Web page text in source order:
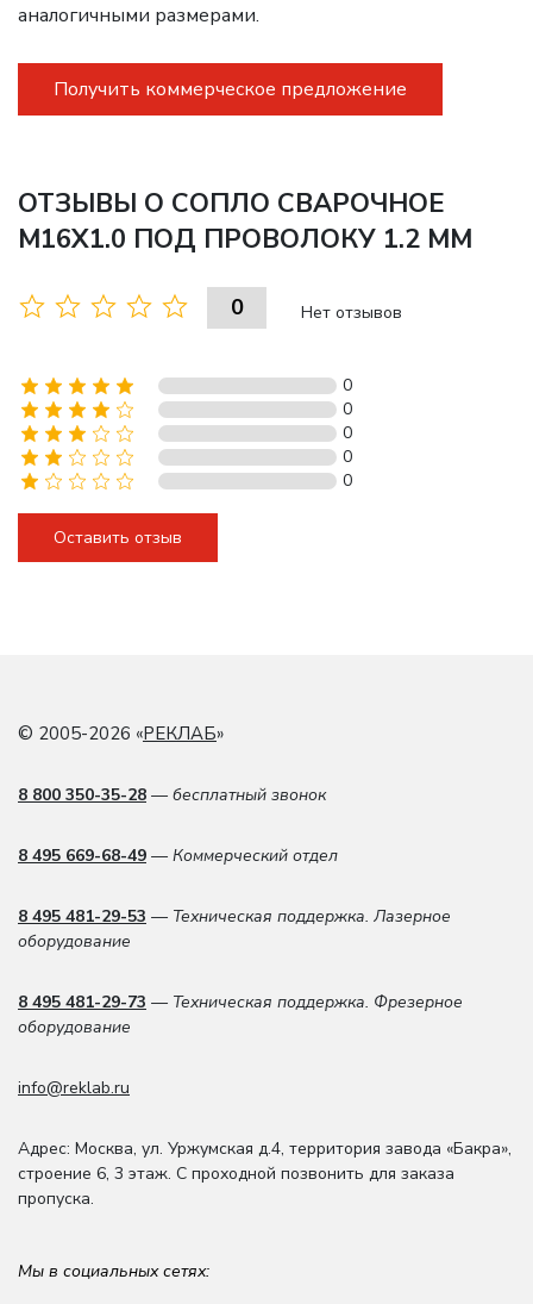
аналогичными размерами.
Получить коммерческое предложение
ОТЗЫВЫ О СОПЛО СВАРОЧНОЕ
M16Х1.0 ПОД ПРОВОЛОКУ 1.2 ММ
0 Нет отзывов
0
0
0
0
0
Оставить отзыв
© 2005-2026 «РЕКЛАБ»
8 800 350-35-28 — бесплатный звонок
8 495 669-68-49 — Коммерческий отдел
8 495 481-29-53 — Техническая поддержка. Лазерное
оборудование
8 495 481-29-73 — Техническая поддержка. Фрезерное
оборудование
info@reklab.ru
Адрес: Москва, ул. Уржумская д.4, территория завода «Бакра»,
строение 6, 3 этаж. С проходной позвонить для заказа
пропуска.
Мы в социальных сетях: